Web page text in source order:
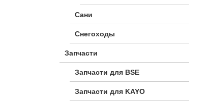
Сани
Снегоходы
Запчасти
Запчасти для BSE
Запчасти для KAYO